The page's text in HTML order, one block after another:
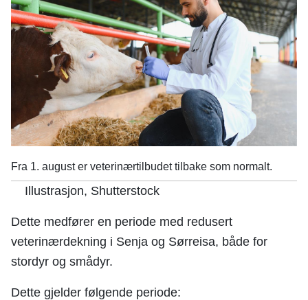
Fra 1. august er veterinærtilbudet tilbake som normalt.
Illustrasjon, Shutterstock
Dette medfører en periode med redusert
veterinærdekning i Senja og Sørreisa, både for
stordyr og smådyr.
Dette gjelder følgende periode: